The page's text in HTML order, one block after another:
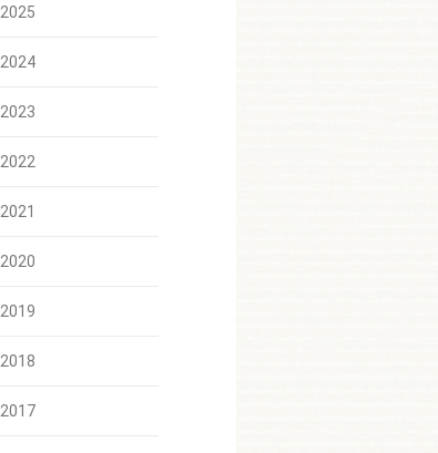
2025
2024
2023
2022
2021
2020
2019
2018
2017